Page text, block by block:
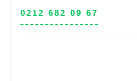
0212 682 09 67